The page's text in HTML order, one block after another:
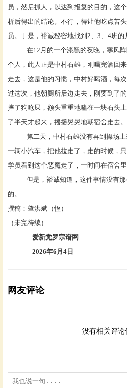
员，然后抓人，以达到报复的目的，这
析后得出的结论。不行，得让他吃点苦
员。于是，裕诚秘密地找到2、3、4班的
在12月的一个漆黑的夜晚，寒风
个人，此人正是中村石雄，刚喝完酒回
走去，这是他的习惯，中村好喝酒，每
过这次，他朝厕所后边走去，刚要到了
摔了狗呛屎，额头重重地嗑在一块石头
了半天才起来，摇摇晃晃地朝宿舍走去。
第二天，中村石雄没有再到操场
一辆小汽车，把他拉走了，走的时候，
学员看到这个恶魔走了，一时间在宿舍里
但是，裕诚知道，这件事情没有
的。
撰稿：肇洪斌（恆）
（未完待续）
爱新觉罗宗谱网
2026年6月4日
网友评论
没有相关评论